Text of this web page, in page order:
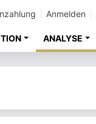
Anmelden
ANALYSE